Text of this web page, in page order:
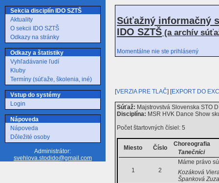
Sekcia disciplín IDO SZTŠ
Aktuality
O sekcii IDO SZTŠ
Odkazy na stránky
Odkazy a štatistiky
Vyhľadávanie ľudí
Kluby
Termíny (súťaže, školenia, iné)
Vstup do systémy
Login
Nápoveda
Nápoveda
Dôležité osoby
Administrátor:
svehlova.stodido@gmail.com
Súťažný informačný
IDO SZTŠ (a archív
Momentálne nie ste prihlásený
[VERZIA PRE TLAČ] [EXPORT DO
Súťaž: Majstrovstvá Slovenska STO
Disciplína: MSR HVK Dance Show
Počet štartovných čísiel: 5
Miesto Číslo
Choreografia
Tanečníci
1 2
Máme právo
Kozáková
Španková